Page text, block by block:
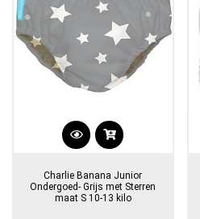
Charlie Banana Junior
Ondergoed- Grijs met Sterren
maat S 10-13 kilo